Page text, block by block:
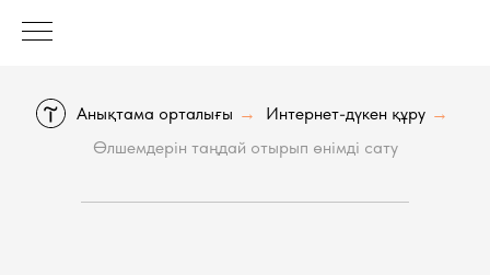
Анықтама орталығы → Интернет-дүкен құру →
Өлшемдерiн таңдай отырып өнiмдi сату